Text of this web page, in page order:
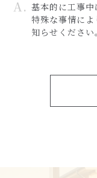
基本的に工事中
特殊な事情に
知らせください